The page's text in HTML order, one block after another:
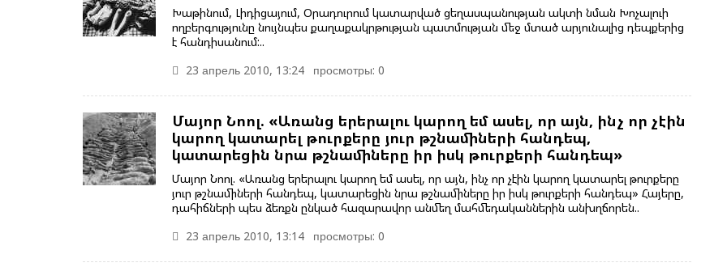
Խաթինում, Լիդիցայում, Օրադուրում կատարված ցեղասպանության ակտի նման Խոչալուի
ողբերգությունը նույնպես քաղաքակրթության պատմության մեջ մտած արյունալից դեպքերից
է հանդիսանում:..
23 апрель 2010, 13:24
просмотры: 0
Մայոր Նոոլ. «Առանց երերալու կարող եմ ասել, որ այն, ինչ որ չէին
կարող կատարել թուրքերը յուր թշնամիների հանդեպ,
կատարեցին նրա թշնամիները իր իսկ թուրքերի հանդեպ»
Մայոր Նոոլ. «Առանց երերալու կարող եմ ասել, որ այն, ինչ որ չէին կարող կատարել թուրքերը
յուր թշնամիների հանդեպ, կատարեցին նրա թշնամիները իր իսկ թուրքերի հանդեպ» Հայերը,
դահիճների պես ձեռքն ընկած հազարավոր անմեղ մահմեդականներին անխղճորեն..
23 апрель 2010, 13:14
просмотры: 0